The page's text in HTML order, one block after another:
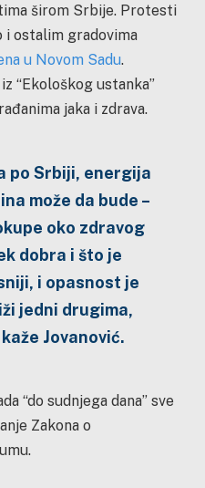
širom Srbije. Protesti
i ostalim gradovima
u Novom Sadu.
“Ekološkog ustanka”
jaka i zdrava.
po Srbiji, energija
može da bude –
oko zdravog
dobra i što je
i opasnost je
jedni drugima,
kaže Jovanović.
“do sudnjega dana” sve
Zakona o